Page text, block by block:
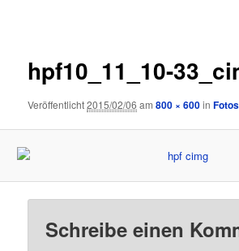
hpf10_11_10-
Veröffentlicht2015/02/06 am800 × 600in
Schreibe einen